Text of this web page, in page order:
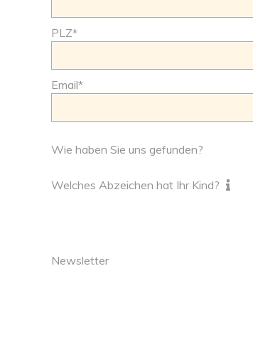
PLZ*
Email*
Wie haben Sie uns gefunden?
Welches Abzeichen hat Ihr Kind?
Newsletter